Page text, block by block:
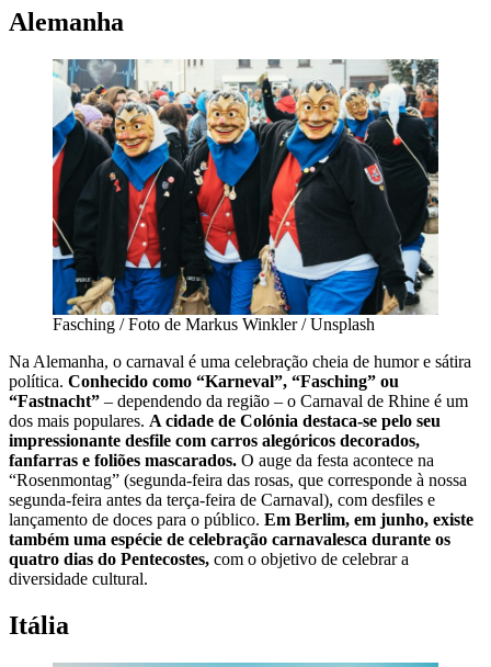
Alemanha
Fasching / Foto de Markus Winkler / Unsplash
Na Alemanha, o carnaval é uma celebração cheia de humor e sátira
política. Conhecido como “Karneval”, “Fasching” ou
“Fastnacht” – dependendo da região – o Carnaval de Rhine é um
dos mais populares. A cidade de Colónia destaca-se pelo seu
impressionante desfile com carros alegóricos decorados,
fanfarras e foliões mascarados. O auge da festa acontece na
“Rosenmontag” (segunda-feira das rosas, que corresponde à nossa
segunda-feira antes da terça-feira de Carnaval), com desfiles e
lançamento de doces para o público. Em Berlim, em junho, existe
também uma espécie de celebração carnavalesca durante os
quatro dias do Pentecostes, com o objetivo de celebrar a
diversidade cultural.
Itália